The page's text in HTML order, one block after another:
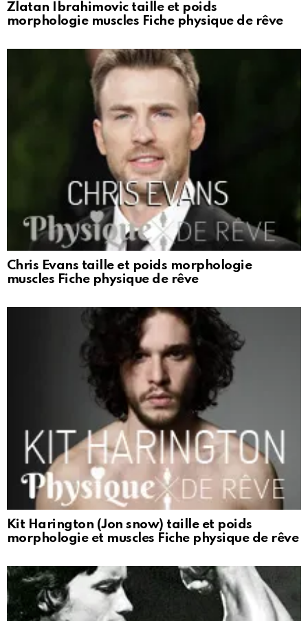
Zlatan Ibrahimovic taille et poids
morphologie muscles Fiche physique de rêve
Chris Evans taille et poids morphologie
muscles Fiche physique de rêve
Kit Harington (Jon snow) taille et poids
morphologie et muscles Fiche physique de rêve